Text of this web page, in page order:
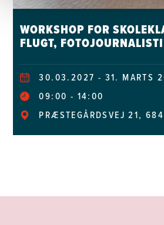
WORKSHOP FOR
FLUGT,
30.03.2027 - 31. MARTS
09:00
14:00
PRÆSTEGÅRDSVEJ 21,